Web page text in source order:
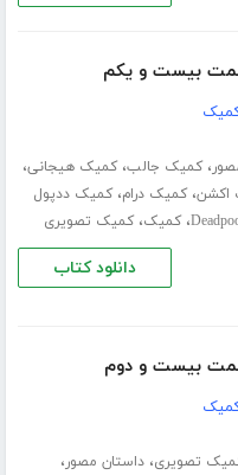
،کمیک جالب،کمیک هیجانی،
اکشن،کمیک درام،کمیک ددپول
،کمیک،کمیک تصویری
دانلود کتاب
تصویری،داستان مصور،